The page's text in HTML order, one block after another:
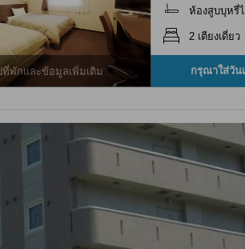
พักและข้อมูลเพิ่มเติม
ห้องสูบบุหรี่
2 เตียงเดี่ยว
กรุณาใส่วัน